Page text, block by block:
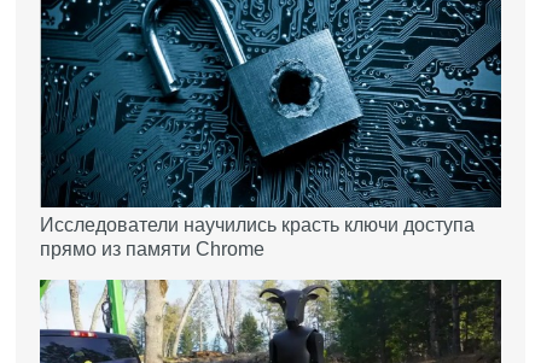
Исследователи научились красть ключи доступа
прямо из памяти Chrome